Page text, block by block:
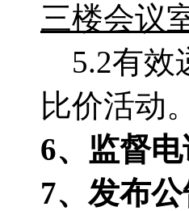
三楼会议
5.2有效
比价活动。
6、监督电
7、发布